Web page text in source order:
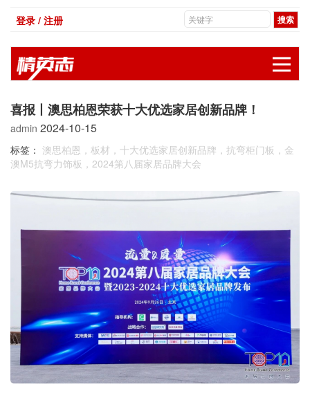
登录 / 注册
喜报丨澳思柏恩荣获十大优选家居创新品牌！
admin 2024-10-15
标签： 澳思柏恩，板材，十大优选家居创新品牌，抗弯柜门板，金
澳M5抗弯力饰板，2024第八届家居品牌大会